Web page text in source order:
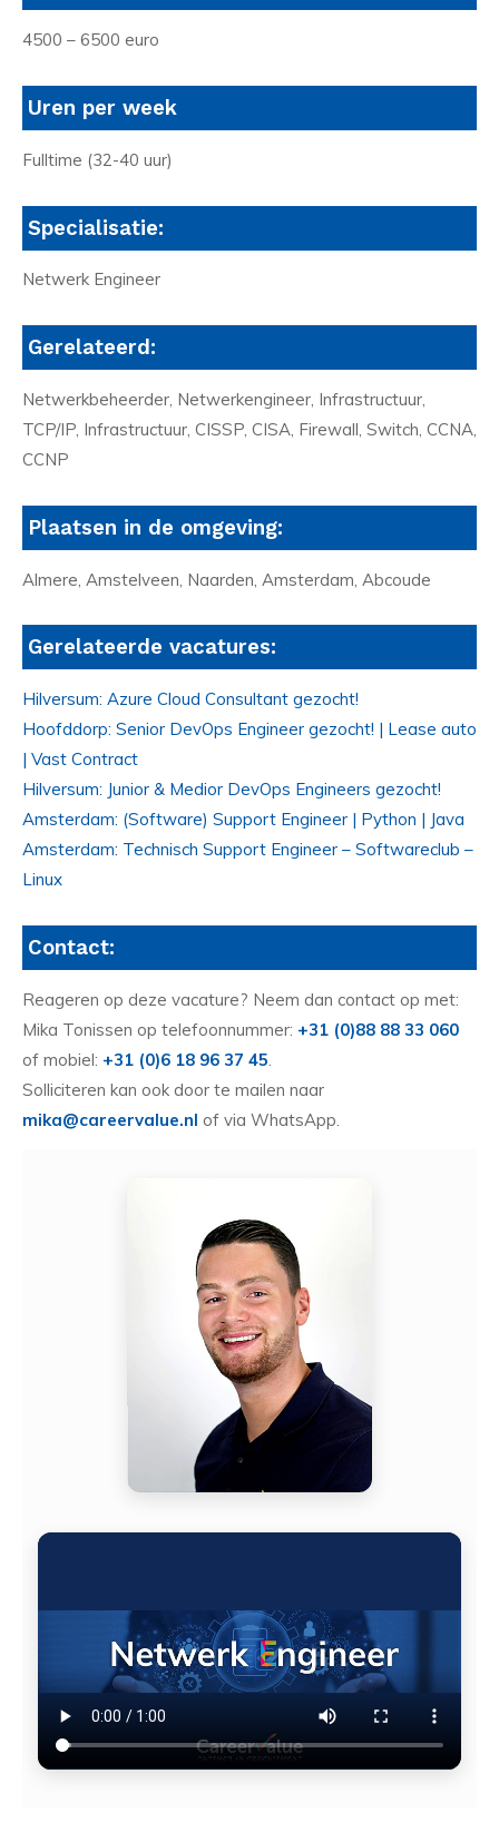
4500 – 6500 euro
Uren per week
Fulltime (32-40 uur)
Specialisatie:
Netwerk Engineer
Gerelateerd:
Netwerkbeheerder, Netwerkengineer, Infrastructuur,
TCP/IP, Infrastructuur, CISSP, CISA, Firewall, Switch, CCNA,
CCNP
Plaatsen in de omgeving:
Almere, Amstelveen, Naarden, Amsterdam, Abcoude
Gerelateerde vacatures:
Hilversum: Azure Cloud Consultant gezocht!
Hoofddorp: Senior DevOps Engineer gezocht! | Lease auto
| Vast Contract
Hilversum: Junior & Medior DevOps Engineers gezocht!
Amsterdam: (Software) Support Engineer | Python | Java
Amsterdam: Technisch Support Engineer – Softwareclub –
Linux
Contact:
Reageren op deze vacature? Neem dan contact op met:
Mika Tonissen op telefoonnummer: +31 (0)88 88 33 060
of mobiel: +31 (0)6 18 96 37 45.
Solliciteren kan ook door te mailen naar
mika@careervalue.nl of via WhatsApp.